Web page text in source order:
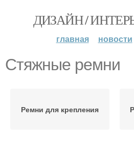
ДИЗАЙН /
главная новости
Стяжные ремни
Ремни для крепления